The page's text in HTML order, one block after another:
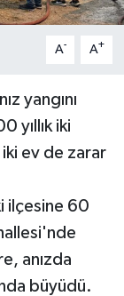
A- A+
yangını
yıllık iki
iki ev de zarar
ilçesine 60
anızda
büyüdü.